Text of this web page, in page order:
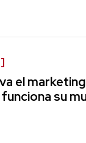
el
funciona su